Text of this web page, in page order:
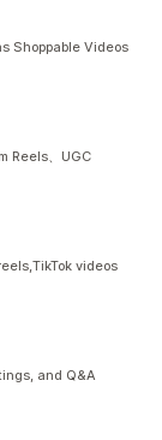
Shoppable Videos
Reels、UGC
videos
and Q&A